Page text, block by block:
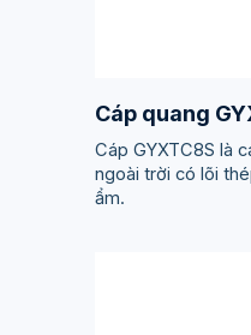
Cáp quang
Cáp GYXTC8S là
ngoài trời có lõi
ẩm.